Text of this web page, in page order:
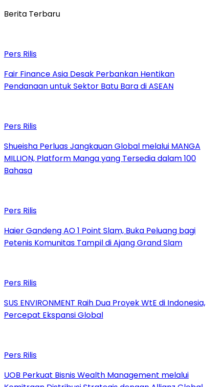
Berita Terbaru
Pers Rilis
Fair Finance Asia Desak Perbankan Hentikan
Pendanaan untuk Sektor Batu Bara di ASEAN
Pers Rilis
Shueisha Perluas Jangkauan Global melalui MANGA
MILLION, Platform Manga yang Tersedia dalam 100
Bahasa
Pers Rilis
Haier Gandeng AO 1 Point Slam, Buka Peluang bagi
Petenis Komunitas Tampil di Ajang Grand Slam
Pers Rilis
SUS ENVIRONMENT Raih Dua Proyek WtE di Indonesia,
Percepat Ekspansi Global
Pers Rilis
UOB Perkuat Bisnis Wealth Management melalui